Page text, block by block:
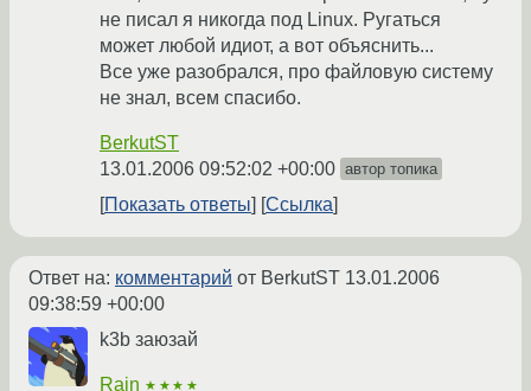
не писал я никогда под Linux. Ругаться
может любой идиот, а вот объяснить...
Все уже разобрался, про файловую систему
не знал, всем спасибо.
BerkutST
13.01.2006 09:52:02 +00:00 автор топика
Показать ответы Ссылка
Ответ на: комментарий от BerkutST 13.01.2006
09:38:59 +00:00
k3b заюзай
Rain ★★★★